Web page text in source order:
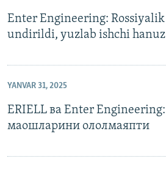
Enter Engineering:
undirildi, yuzlab ishchi hanuz
YANVAR 31, 2025
ERIELL ва Enter
маошларини ололмаяпти